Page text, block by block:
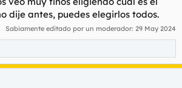
dije antes, puedes elegirlos todos.
Sabiamente editado por un moderador: 29 May 2024